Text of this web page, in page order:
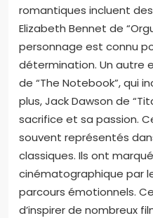
romantiques incluent
Elizabeth Bennet de
personnage est connu
détermination. Un autre
de “The Notebook”, qui
plus, Jack Dawson de
sacrifice et sa passion.
souvent représentés
classiques. Ils ont
cinématographique par
parcours émotionnels.
d’inspirer de nombreux